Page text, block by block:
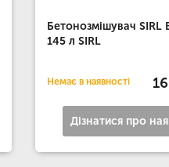
Бетонозмішувач SIRL
145 л SIRL
Немає в наявності
Дізнатися про